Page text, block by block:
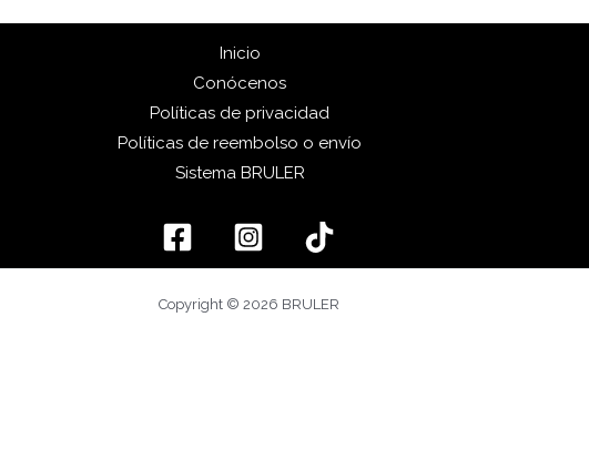
Inicio
Conócenos
Políticas de privacidad
Políticas de reembolso o envío
Sistema BRULER
Copyright © 2026 BRULER